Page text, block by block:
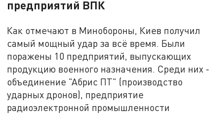
предприятий ВПК
Как отмечают в Минобороны, Киев получил
самый мощный удар за всё время. Были
поражены 10 предприятий, выпускающих
продукцию военного назначения. Среди них -
объединение "Абрис ПТ" (производство
ударных дронов), предприятие
радиоэлектронной промышленности